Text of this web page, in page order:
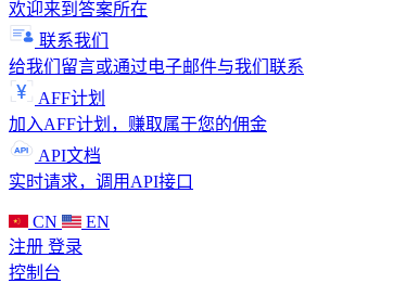
欢迎来到答案所在
联系我们
给我们留言或通过电子邮件与我们联系
AFF计划
加入AFF计划，赚取属于您的佣金
API文档
实时请求，调用API接口
CN
EN
注册 登录
控制台